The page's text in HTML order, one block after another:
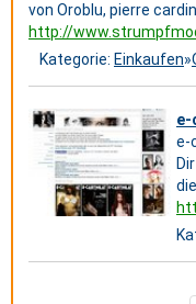
von Oroblu, pierre
http://
Kategorie: Einkaufen»
e-
e-